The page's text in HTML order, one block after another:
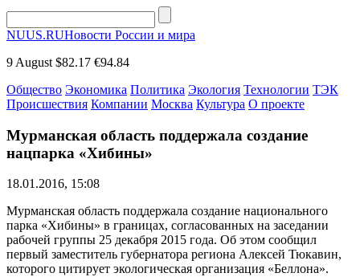
NUUS.RUНовости России и мира
9 August $82.17 €94.84
Общество Экономика Политика Экология Технологии ТЭК
Происшествия Компании Москва Культура О проекте
Мурманская область поддержала создание
нацпарка «Хибины»
18.01.2016, 15:08
Мурманская область поддержала создание национального
парка «Хибины» в границах, согласованных на заседании
рабочей группы 25 декабря 2015 года. Об этом сообщил
первый заместитель губернатора региона Алексей Тюкавин,
которого цитирует экологическая организация «Беллона».